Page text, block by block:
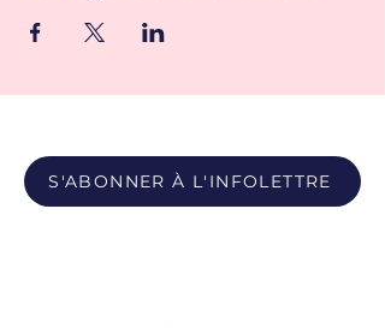
S'ABONNER À L'INFOLETTRE